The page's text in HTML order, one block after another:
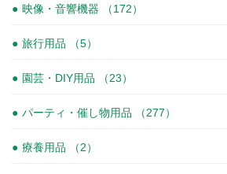
映像・音響機器 （172）
旅行用品 （5）
園芸・DIY用品 （23）
パーティ・催し物用品 （277）
療養用品 （2）